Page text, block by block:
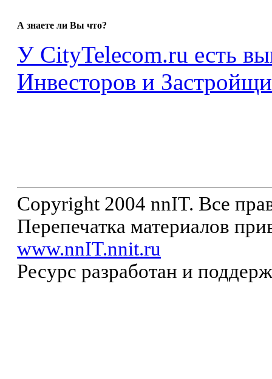
А знаете ли Вы что?
У CityTelecom.ru есть
Инвесторов и
Copyright 2004 nnIT. Все
Перепечатка материалов
www.nnIT.nnit.ru
Ресурс разработан и